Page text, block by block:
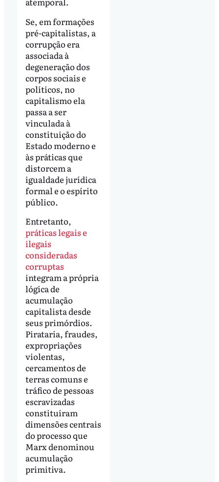
Se, em formações
pré-capitalistas, a
corrupção era
associada à
degeneração dos
corpos sociais e
políticos, no
capitalismo ela
passa a ser
vinculada à
constituição do
Estado moderno e
às práticas que
distorcem a
igualdade jurídica
formal e o espírito
público.
Entretanto,
práticas legais e
ilegais
consideradas
corruptas
integram a própria
lógica de
acumulação
capitalista desde
seus primórdios.
Pirataria, fraudes,
expropriações
violentas,
cercamentos de
terras comuns e
tráfico de pessoas
escravizadas
constituíram
dimensões centrais
do processo que
Marx denominou
acumulação
primitiva.